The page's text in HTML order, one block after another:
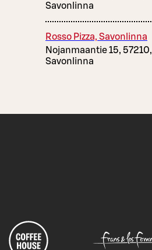
Savonlinna
Rosso Pizza, Savonlinna
Nojanmaantie 15, 57210,
Savonlinna